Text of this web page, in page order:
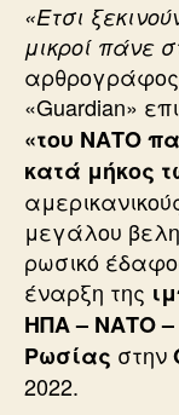
«Ετσι
μικροί πάνε
αρθρογράφος
«Guardian»
«του ΝΑΤΟ
κατά μήκος
μεγάλου
ρωσικό
έναρξη της
ΗΠΑ – ΝΑΤΟ –
Ρωσίας στην
2022.